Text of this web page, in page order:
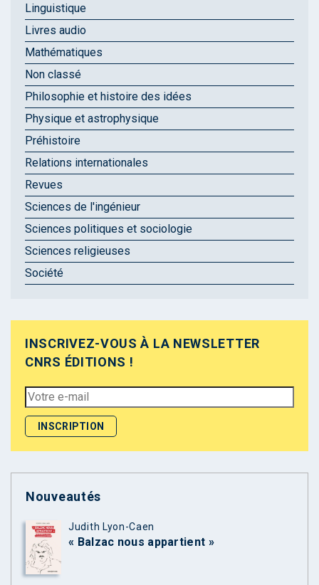
Linguistique
Livres audio
Mathématiques
Non classé
Philosophie et histoire des idées
Physique et astrophysique
Préhistoire
Relations internationales
Revues
Sciences de l'ingénieur
Sciences politiques et sociologie
Sciences religieuses
Société
INSCRIVEZ-VOUS À LA NEWSLETTER
CNRS ÉDITIONS !
Nouveautés
Judith Lyon-Caen
« Balzac nous appartient »